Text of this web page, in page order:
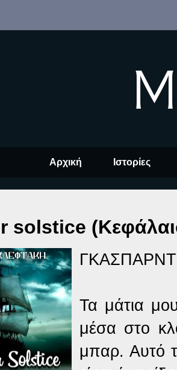
Αρχική Ιστορίες
solstice
ΓΚΑΣΠΑΡΝΤ
Τα μάτια
μέσα στο
μπαρ. Αυτό